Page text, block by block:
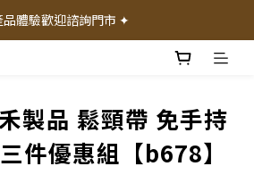
員就送 50 元購物禮金 ✦
體驗歡迎諮詢門市 ✦
製品 鬆頸帶 免手持
件優惠組【b678】